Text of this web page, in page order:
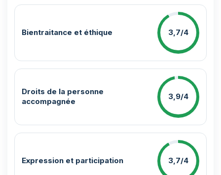
Bientraitance et éthique 3,7/4
Droits de la personne
accompagnée
3,9/4
Expression et participation 3,7/4